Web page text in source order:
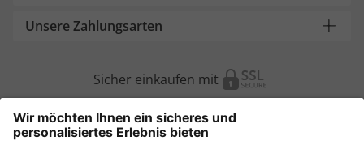
Unsere Zahlungsarten
Sicher einkaufen mit
Weitere Onlineshops